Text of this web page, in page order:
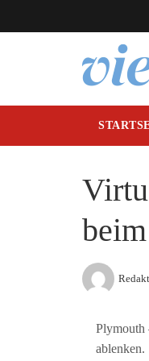
Plymouth
ablenken.